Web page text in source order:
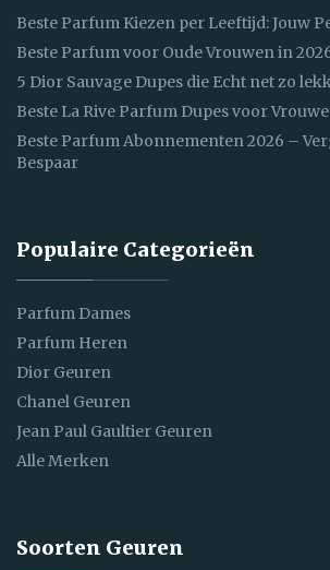
Beste Parfum Kiezen per Leeftijd: Jouw
Beste Parfum voor Oude Vrouwen in
5 Dior Sauvage Dupes die Echt net zo
Beste La Rive Parfum Dupes voor
Beste Parfum Abonnementen 2026 –
Bespaar
Populaire Categorieën
Parfum Dames
Parfum Heren
Dior Geuren
Chanel Geuren
Jean Paul Gaultier Geuren
Alle Merken
Soorten Geuren